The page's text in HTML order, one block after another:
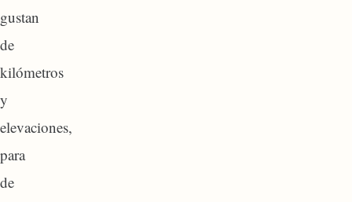
gustan
de
kilómetros
y
elevaciones,
para
de